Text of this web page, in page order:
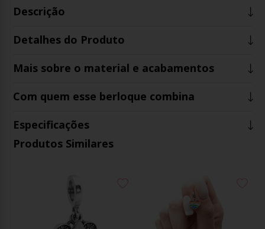
Descrição
Detalhes do Produto
Mais sobre o material e acabamentos
Com quem esse berloque combina
Especificações
Produtos Similares